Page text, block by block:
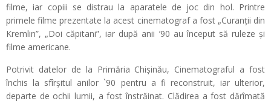
filme, iar copiii se distrau la aparatele de joc din hol. Printre
primele filme prezentate la acest cinematograf a fost „Curanții din
Kremlin”, „Doi căpitani”, iar după anii ’90 au început să ruleze și
filme americane.
Potrivit datelor de la Primăria Chișinău, Cinematograful a fost
închis la sfîrșitul anilor `90 pentru a fi reconstruit, iar ulterior,
departe de ochii lumii, a fost înstrăinat. Clădirea a fost dărîmată